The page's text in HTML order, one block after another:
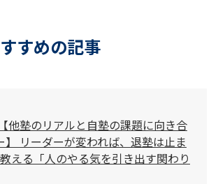
すめの記事
他塾のリアルと自塾の課題に向き合
】 リーダーが変われば、退塾は止ま
える「人のやる気を引き出す関わり